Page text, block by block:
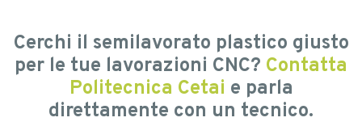
Cerchi il semilavorato plastico giusto
per le tue lavorazioni CNC? Contatta
Politecnica Cetai e parla
direttamente con un tecnico.